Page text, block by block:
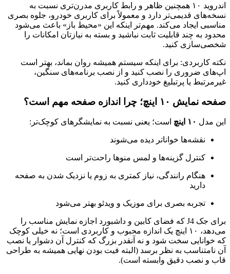
اندروید ۱۰ همچنین ظاهر و رابط کاربری مدرن‌تری نسبت به
نسخه‌های قدیمی‌تر دارد و معمولاً برای کاربری خودرو، جلوه بصری
مناسبی ایجاد می‌کند. مهم‌تر اینکه این «محیط باز» باعث می‌شود
محدود به چند قابلیت ثابت نباشید و بسته به نیازتان امکانات را
شخصی‌سازی کنید.
نکته کاربردی: برای اینکه سیستم همیشه روان بماند، بهتر است
اپ‌های ضروری را نصب کنید و از نصب برنامه‌های سنگین،
غیرمرتبط یا پرتبلیغ خودداری کنید.
صفحه نمایش ۱۰ اینچ؛ چرا اندازه صفحه مهم است؟
این مدل ۱۰ اینچ است؛ یعنی نسبت به نمایشگرهای کوچک‌تر:
نقشه‌ها خواناتر دیده می‌شوند
کنترل گزینه‌ها و لمس منوها راحت‌تر است
هنگام رانندگی، نیاز کمتری به زوم یا نزدیک شدن به صفحه
دارید
تجربه بصری برای موزیک و ویدئو بهتر می‌شود
برای جک J4 که فضای کابین و داشبورد اجازه نمایش مناسب را
می‌دهد، ۱۰ اینچ یک اندازه محبوب و کاربردی است؛ نه خیلی کوچک
که خوانایی سخت شود و نه آنقدر بزرگ که کنترل آن دشوار یا نصب
آن نامتناسب به نظر برسد (البته فیت بودن نهایی همیشه به طراحی
قاب و نصب دقیق وابسته است).